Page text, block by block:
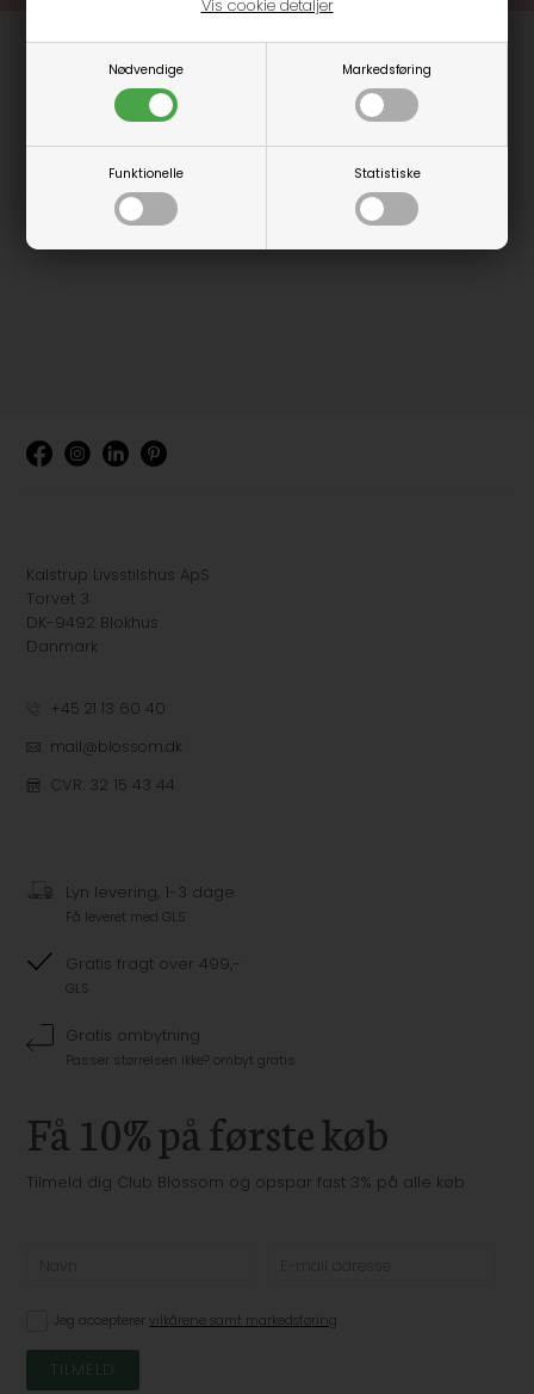
Nødvendige Markedsføring
Funktionelle Statistiske
Vis cookie detaljer
Kalstrup Livsstilshus ApS
Torvet 3
DK-9492 Blokhus
Danmark
+45 21 13 60 40
mail@blossom.dk
CVR: 32 15 43 44
Lyn levering, 1-3 dage
Få leveret med GLS
Gratis fragt over 499,-
GLS
Gratis ombytning
Passer størrelsen ikke? ombyt gratis
Få 10% på første køb
Tilmeld dig Club Blossom og opspar fast 3% på alle køb
Jeg accepterervilkårene samt markedsføring